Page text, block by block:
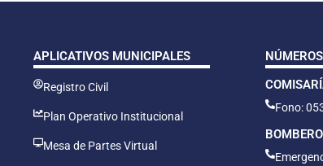
APLICATIVOS MUNICIPALES
Registro Civil
Plan Operativo Institucional
Mesa de Partes Virtual
Fono: